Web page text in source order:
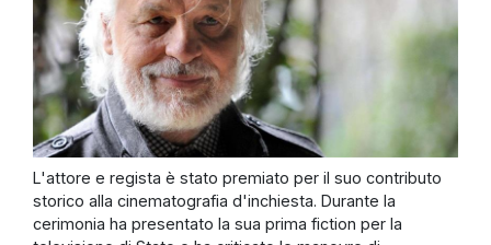
L'attore e regista è stato premiato per il suo contributo
storico alla cinematografia d'inchiesta. Durante la
cerimonia ha presentato la sua prima fiction per la